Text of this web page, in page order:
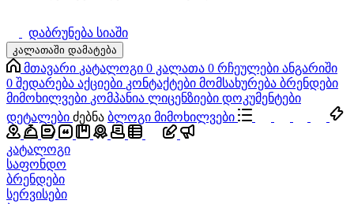
დაბრუნება სიაში
კალათაში დამატება
მთავარი კატალოგი 0 კალათა 0 რჩეულები ანგარიში
0 შედარება აქციები კონტაქტები მომსახურება ბრენდები
მიმოხილვები კომპანია ლიცენზიები დოკუმენტები
დეტალები ძებნა ბლოგი მიმოხილვები
კატალოგი
საფონდო
ბრენდები
სერვისები